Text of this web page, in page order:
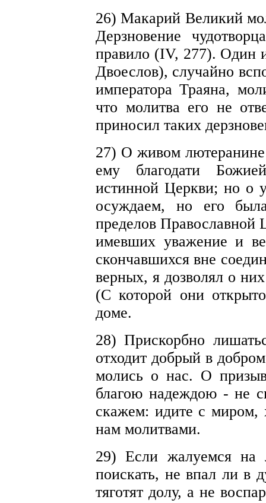
26) Макарий Великий
Дерзновение
правило (IV, 277). Один
Двоеслов), случайно
императора Траяна,
что молитва его не
приносил таких
27) О живом
ему благодати
истинной Церкви; но о
осуждаем, но его
пределов Православной
имевших уважение и
скончавшихся вне
верных, я дозволял о
(С которой они
доме.
28) Прискорбно
отходит добрый в
молись о нас. О
благою надеждою - не
скажем: идите с миром,
нам молитвами.
29) Если жалуемся на
поискать, не впал ли в
тяготят долу, а не